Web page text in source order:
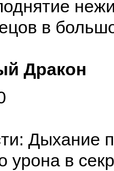
в
Дракон
Дыхание
урона в